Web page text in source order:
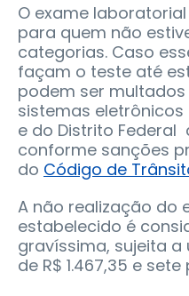
O exame
para quem não
categorias. Caso
façam o teste até
podem ser
sistemas
e do Distrito Federal
conforme sanções
do Código de
A não realização do
estabelecido é
gravíssima, sujeita
de R$ 1.467,35 e